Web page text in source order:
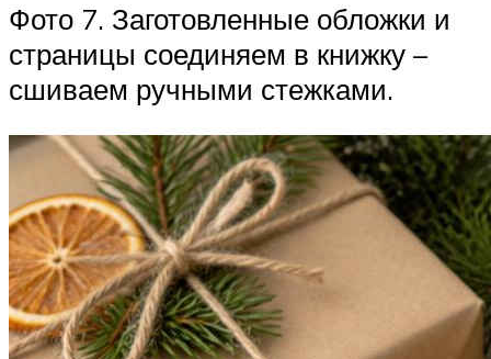
Фото 7. Заготовленные обложки и
страницы соединяем в книжку –
сшиваем ручными стежками.